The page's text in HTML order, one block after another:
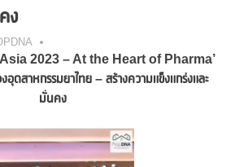
ง
2023 – At the Heart of Pharma’
อุตสาหกรรมยาไทย – สร้างความแข็งแกร่งและ
มั่นคง